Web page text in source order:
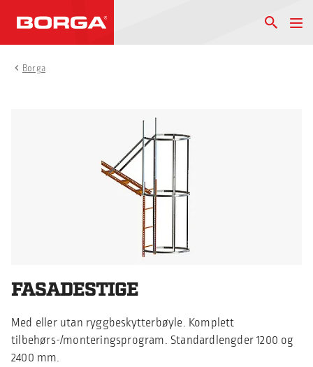
Borga
FASADESTIGE
Med eller utan ryggbeskytterbøyle. Komplett
tilbehørs-/monteringsprogram. Standardlengder 1200 og
2400 mm.